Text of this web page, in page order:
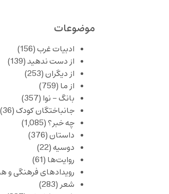
موضوعات
ادبیات غرب(156)
از دست ندهید(139)
از دیگران(253)
از ما (759)
بانگ – نوا (357)
جانباختگان کودک(36)
چه خبر؟(1,085)
داستان(376)
دوسیه(22)
روایت‌ها (61)
رویدادهای فرهنگی و
شعر (283)